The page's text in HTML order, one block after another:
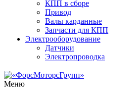
КПП в сборе
Привод
Валы карданные
Запчасти для КПП
Электрооборудование
Датчики
Электропроводка
Меню